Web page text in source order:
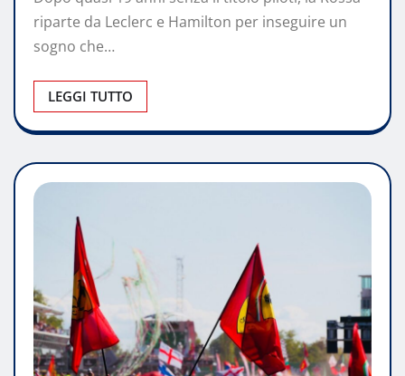
riparte da Leclerc e Hamilton per inseguire un
sogno che…
LEGGI TUTTO